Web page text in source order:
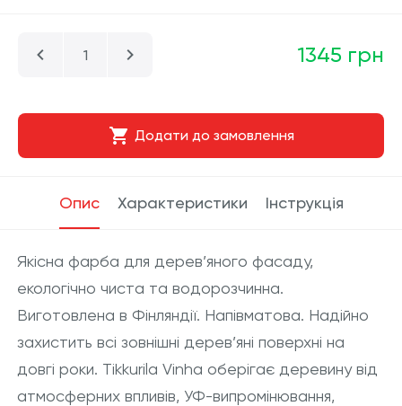
1345 грн
Додати до замовлення
Опис Характеристики Інструкція
Якісна фарба для дерев’яного фасаду,
екологічно чиста та водорозчинна.
Виготовлена в Фінляндії. Напівматова. Надійно
захистить всі зовнішні дерев’яні поверхні на
довгі роки. Tikkurila Vinha оберігає деревину від
атмосферних впливів, УФ-випромінювання,